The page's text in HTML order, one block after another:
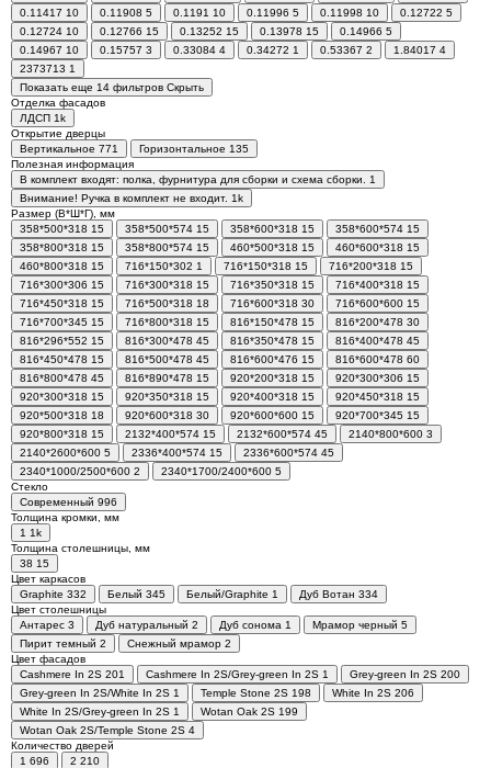
0.11417 10 0.11908 5 0.1191 10 0.11996 5 0.11998 10 0.12722 5
0.12724 10 0.12766 15 0.13252 15 0.13978 15 0.14966 5
0.14967 10 0.15757 3 0.33084 4 0.34272 1 0.53367 2 1.84017 4
2373713 1
Показать еще 14 фильтров Скрыть
Отделка фасадов
ЛДСП 1k
Открытие дверцы
Вертикальное 771 Горизонтальное 135
Полезная информация
В комплект входят: полка, фурнитура для сборки и схема сборки.
1
Внимание! Ручка в комплект не входит. 1k
Размер (В*Ш*Г), мм
358*500*318 15 358*500*574 15 358*600*318 15 358*600*574 15
358*800*318 15 358*800*574 15 460*500*318 15 460*600*318 15
460*800*318 15 716*150*302 1 716*150*318 15 716*200*318 15
716*300*306 15 716*300*318 15 716*350*318 15 716*400*318 15
716*450*318 15 716*500*318 18 716*600*318 30 716*600*600 15
716*700*345 15 716*800*318 15 816*150*478 15 816*200*478 30
816*296*552 15 816*300*478 45 816*350*478 15 816*400*478 45
816*450*478 15 816*500*478 45 816*600*476 15 816*600*478 60
816*800*478 45 816*890*478 15 920*200*318 15 920*300*306 15
920*300*318 15 920*350*318 15 920*400*318 15 920*450*318 15
920*500*318 18 920*600*318 30 920*600*600 15 920*700*345 15
920*800*318 15 2132*400*574 15 2132*600*574 45 2140*800*600 3
2140*2600*600 5 2336*400*574 15 2336*600*574 45
2340*1000/2500*600 2 2340*1700/2400*600 5
Стекло
Современный 996
Толщина кромки, мм
1 1k
Толщина столешницы, мм
38 15
Цвет каркасов
Graphite 332 Белый 345 Белый/Graphite 1 Дуб Вотан 334
Цвет столешницы
Антарес 3 Дуб натуральный 2 Дуб сонома 1 Мрамор черный 5
Пирит темный 2 Снежный мрамор 2
Цвет фасадов
Cashmere In 2S 201 Cashmere In 2S/Grey-green In 2S 1 Grey-green In 2S 200
Grey-green In 2S/White In 2S 1 Temple Stone 2S 198 White In 2S 206
White In 2S/Grey-green In 2S 1 Wotan Oak 2S 199
Wotan Oak 2S/Temple Stone 2S 4
Количество дверей
1 696 2 210